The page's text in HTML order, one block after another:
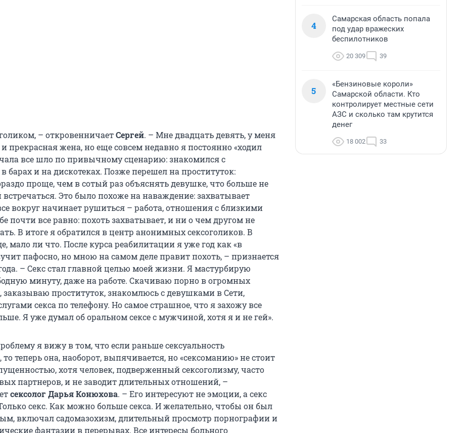
– откровенничаетСергей. – Мне двадцать девять, у меня
и прекрасная жена, но еще совсем недавно я постоянно «ходил
все шло по привычному сценарию: знакомился с
и на дискотеках. Позже перешел на проституток:
проще, чем в сотый раз объяснять девушке, что больше не
встречаться. Это было похоже на наваждение: захватывает
вокруг начинает рушиться – работа, отношения с близкими
почти все равно: похоть захватывает, и ни о чем другом не
В итоге я обратился в центр анонимных сексоголиков. В
мало ли что. После курса реабилитации я уже год как «в
пафосно, но мною на самом деле правит похоть, – признается
– Секс стал главной целью моей жизни. Я мастурбирую
минуту, даже на работе. Скачиваю порно в огромных
заказываю проституток, знакомлюсь с девушками в Сети,
секса по телефону. Но самое страшное, что я захожу все
Я уже думал об оральном сексе с мужчиной, хотя я и не гей».
я вижу в том, что если раньше сексуальность
то теперь она, наоборот, выпячивается, но «сексоманию» не стоит
хотя человек, подверженный сексоголизму, часто
партнеров, и не заводит длительных отношений, –
сексолог Дарья Конюхова. – Его интересуют не эмоции, а секс
секс. Как можно больше секса. И желательно, чтобы он был
включал садомазохизм, длительный просмотр порнографии и
фантазии в перерывах. Все интересы больного
4
Самарская область попала
под удар вражеских
беспилотников
20 309 39
5
«Бензиновые короли»
Самарской области. Кто
контролирует местные сети
АЗС и сколько там крутится
денег
18 002 33